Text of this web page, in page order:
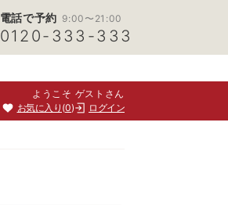
電話で予約 9:00〜21:00
0120-333-333
ようこそ ゲストさん
お気に入り 0 ログイン